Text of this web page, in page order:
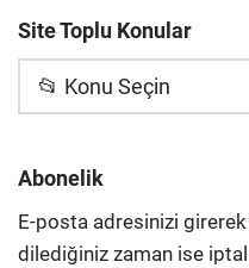
Site Toplu Konular
📂 Konu Seçin
Abonelik
E-posta adresinizi
dilediğiniz zaman ise